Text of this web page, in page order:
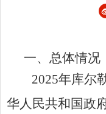
一、总体情况
2025年库尔
华人民共和国政